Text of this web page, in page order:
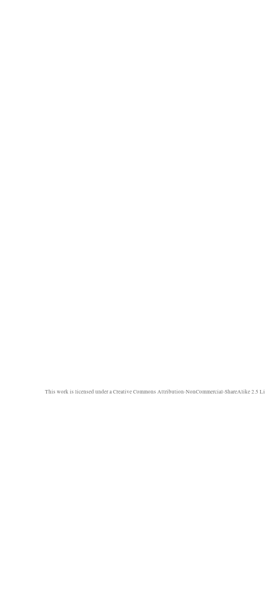
This work is licensed under aCreative Commons Attribution-NonCommercial-ShareAlike 2.5